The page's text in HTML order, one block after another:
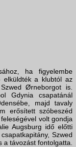
ha figyelembe
elküldték a klubtól az
Ørneborgot is.
Gdynia csapatánál
majd tavaly
erősített szóbeszéd
volt gondja
Augsburg idő előtti
Szwed
a távozást fontolgatta.